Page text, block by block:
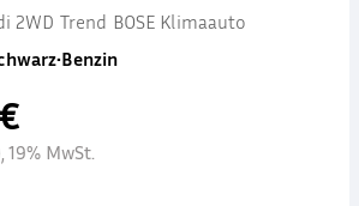
2WD Trend BOSE Klimaauto
•Benzin
MwSt.